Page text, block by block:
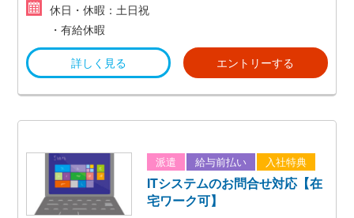
*賞与年2回(3ヶ月分)*
*昇給年1回*
* 英検1級またはTOEIC900点以上で語学手当支給10,000
円/月 *
休日・休暇：土日祝
・有給休暇
詳しく見る エントリーする
派遣 給与前払い 入社特典
ITシステムのお問合せ対応【在
宅ワーク可】